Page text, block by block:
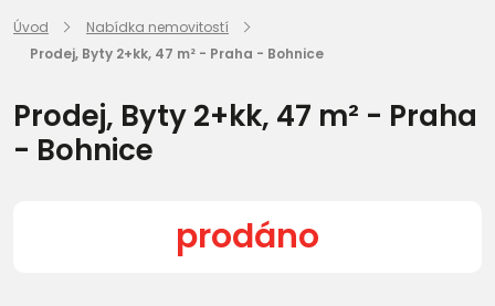
Úvod
Nabídka nemovitostí
Prodej, Byty 2+kk, 47 m² - Praha - Bohnice
Prodej, Byty 2+kk, 47 m² - Praha
- Bohnice
prodáno